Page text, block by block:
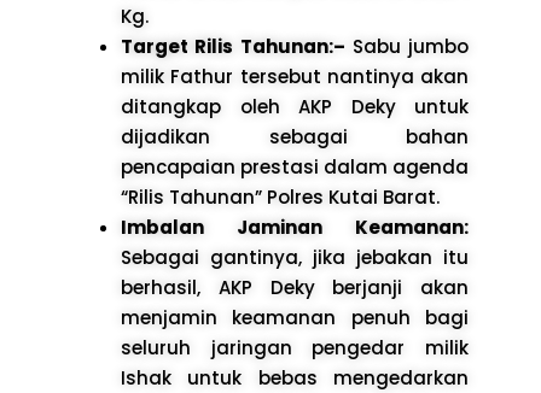
Kg.
Target Rilis Tahunan:– Sabu jumbo
milik Fathur tersebut nantinya akan
ditangkap oleh AKP Deky untuk
dijadikan sebagai bahan
pencapaian prestasi dalam agenda
“Rilis Tahunan” Polres Kutai Barat.
Imbalan Jaminan Keamanan:
Sebagai gantinya, jika jebakan itu
berhasil, AKP Deky berjanji akan
menjamin keamanan penuh bagi
seluruh jaringan pengedar milik
Ishak untuk bebas mengedarkan